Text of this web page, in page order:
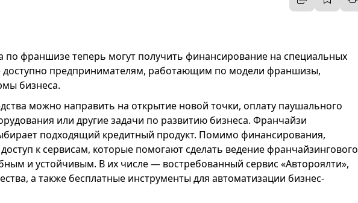
по франшизе теперь могут получить финансирование на специальных
доступно предпринимателям, работающим по модели франшизы,
бизнеса.
можно направить на открытие новой точки, оплату паушального
или другие задачи по развитию бизнеса. Франчайзи
подходящий кредитный продукт. Помимо финансирования,
к сервисам, которые помогают сделать ведение франчайзингового
и устойчивым. В их числе — востребованный сервис «Автороялти»,
а также бесплатные инструменты для автоматизации бизнес-